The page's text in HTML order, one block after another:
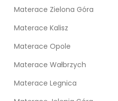
Materace Zielona Góra
Materace Kalisz
Materace Opole
Materace Wałbrzych
Materace Legnica